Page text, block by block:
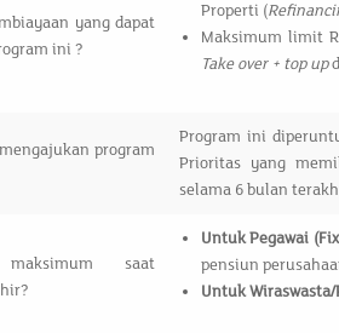
yang dapat
ini ?
Properti (
Maksimum limit
Take over + top up
program
Program ini
Prioritas yang
selama 6 bulan
saat
Untuk Pegawai
pensiun
Untuk